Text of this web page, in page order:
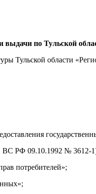
выдачи по Тульской
Тульской области
ВС РФ 09.10.1992 № 3612-
потребителей»;